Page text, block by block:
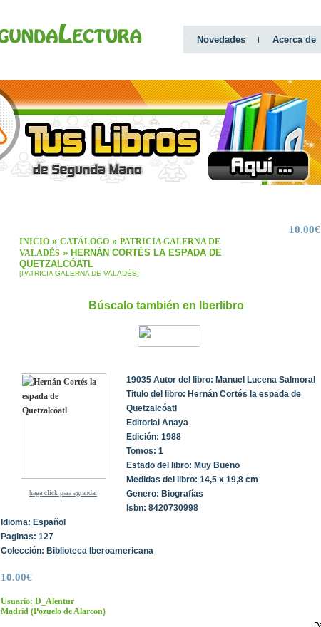
Novedades Acerca de
INICIO» CATÁLOGO» PATRICIA GALERNA DE
VALADÉS» HERNÁN CORTÉS LA ESPADA DE
QUETZALCÓATL
[PATRICIA GALERNA DE VALADÉS]
10.00€
Búscalo también en Iberlibro
haga click para agrandar
19035 Autor del libro: Manuel Lucena Salmoral
Titulo del libro: Hernán Cortés la espada de
Quetzalcóatl
Editorial Anaya
Edición: 1988
Tomos: 1
Estado del libro: Muy Bueno
Medidas del libro: 14,5 x 19,8 cm
Genero: Biografías
Isbn: 8420730998
Idioma: Español
Paginas: 127
Colección: Biblioteca Iberoamericana
10.00€
Usuario: D_Alentur
Madrid(Pozuelo de Alarcon)